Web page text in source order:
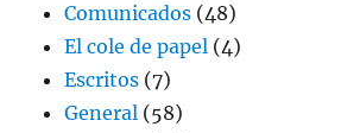
Comunicados (48)
El cole de papel (4)
Escritos (7)
General (58)